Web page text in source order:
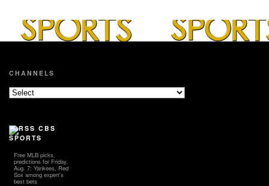
CHANNELS
CBS
SPORTS
Free MLB picks,
predictions for Friday,
Aug. 7: Yankees, Red
Sox among expert's
best bets